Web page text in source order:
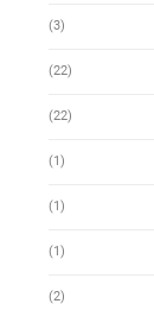
(3)
(22)
(22)
(1)
(1)
(1)
(2)